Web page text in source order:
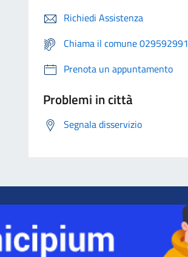
Richiedi Assistenza
Chiama il comune 029592991
Prenota un appuntamento
Problemi in città
Segnala disservizio